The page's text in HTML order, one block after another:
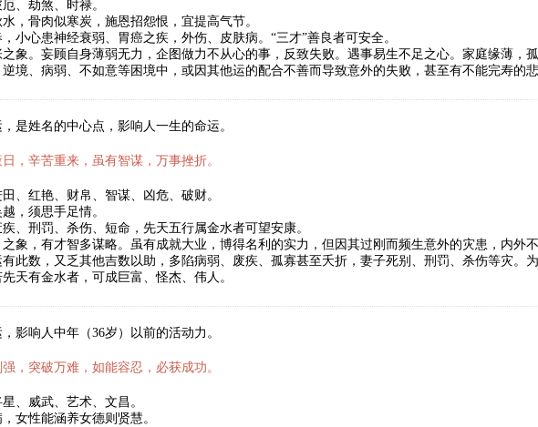
、劫煞、时禄。
，骨肉似寒炭，施恩招怨恨，宜提高气节。
小心患神经衰弱、胃癌之疾，外伤、皮肤病。“三才”善良者可安全。
象。妄顾自身薄弱无力，企图做力不从心的事，反致失败。遇事易生不足之心。家庭缘薄，
境、病弱、不如意等困境中，或因其他运的配合不善而导致意外的失败，甚至有不能完寿的悲
是姓名的中心点，影响人一生的命运。
日，辛苦重来，虽有智谋，万事挫折。
、红艳、财帛、智谋、凶危、破财。
，须思手足情。
、刑罚、杀伤、短命，先天五行属金水者可望安康。
象，有才智多谋略。虽有成就大业，博得名利的实力，但因其过刚而频生意外的灾患，内外
此数，又乏其他吉数以助，多陷病弱、废疾、孤寡甚至夭折，妻子死别、刑罚、杀伤等灾。
天有金水者，可成巨富、怪杰、伟人。
影响人中年（36岁）以前的活动力。
强，突破万难，如能容忍，必获成功。
、威武、艺术、文昌。
女性能涵养女德则贤慧。